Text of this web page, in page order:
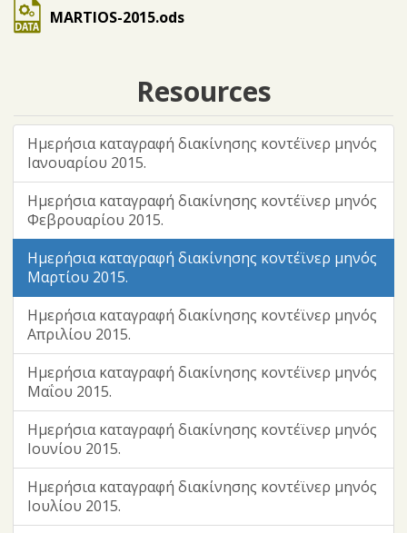
MARTIOS-2015.ods
Resources
Ημερήσια καταγραφή διακίνησης κοντέϊνερ μηνός
Ιανουαρίου 2015.
Ημερήσια καταγραφή διακίνησης κοντέϊνερ μηνός
Φεβρουαρίου 2015.
Ημερήσια καταγραφή διακίνησης κοντέϊνερ μηνός
Μαρτίου 2015.
Ημερήσια καταγραφή διακίνησης κοντέϊνερ μηνός
Απριλίου 2015.
Ημερήσια καταγραφή διακίνησης κοντέϊνερ μηνός
Μαΐου 2015.
Ημερήσια καταγραφή διακίνησης κοντέϊνερ μηνός
Ιουνίου 2015.
Ημερήσια καταγραφή διακίνησης κοντέϊνερ μηνός
Ιουλίου 2015.